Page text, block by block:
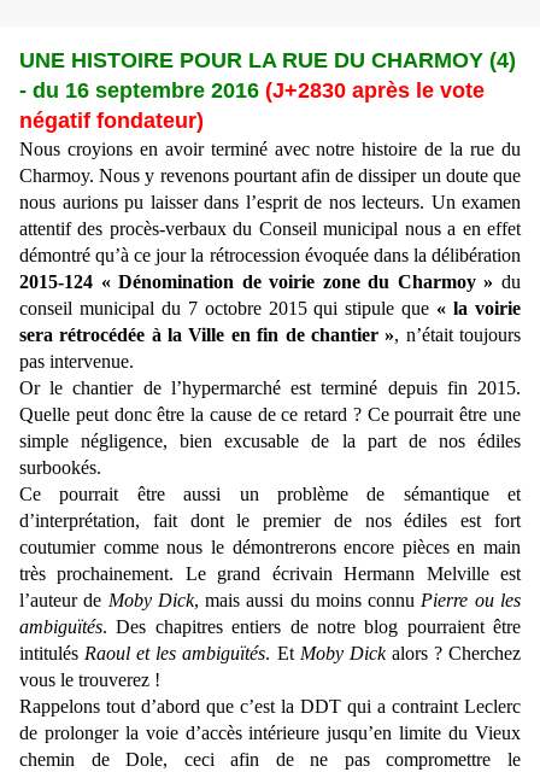
UNE HISTOIRE POUR LA RUE DU CHARMOY (4)
- du 16 septembre 2016 (J+2830 après le vote
négatif fondateur)
Nous croyions en avoir terminé avec notre histoire de la rue du
Charmoy. Nous y revenons pourtant afin de dissiper un doute que
nous aurions pu laisser dans l’esprit de nos lecteurs. Un examen
attentif des procès-verbaux du Conseil municipal nous a en effet
démontré qu’à ce jour la rétrocession évoquée dans la délibération
2015-124 « Dénomination de voirie zone du Charmoy » du
conseil municipal du 7 octobre 2015 qui stipule que « la voirie
sera rétrocédée à la Ville en fin de chantier », n’était toujours
pas intervenue.
Or le chantier de l’hypermarché est terminé depuis fin 2015.
Quelle peut donc être la cause de ce retard ? Ce pourrait être une
simple négligence, bien excusable de la part de nos édiles
surbookés.
Ce pourrait être aussi un problème de sémantique et
d’interprétation, fait dont le premier de nos édiles est fort
coutumier comme nous le démontrerons encore pièces en main
très prochainement. Le grand écrivain Hermann Melville est
l’auteur de Moby Dick, mais aussi du moins connu Pierre ou les
ambiguïtés. Des chapitres entiers de notre blog pourraient être
intitulés Raoul et les ambiguïtés. Et Moby Dickalors ? Cherchez
vous le trouverez !
Rappelons tout d’abord que c’est la DDT qui a contraint Leclerc
de prolonger la voie d’accès intérieure jusqu’en limite du Vieux
chemin de Dole, ceci afin de ne pas compromettre le